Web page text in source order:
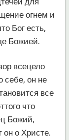
огнем и
Бог есть,
Божией.
всецело
себе, он не
все
что
Божий,
о Христе.